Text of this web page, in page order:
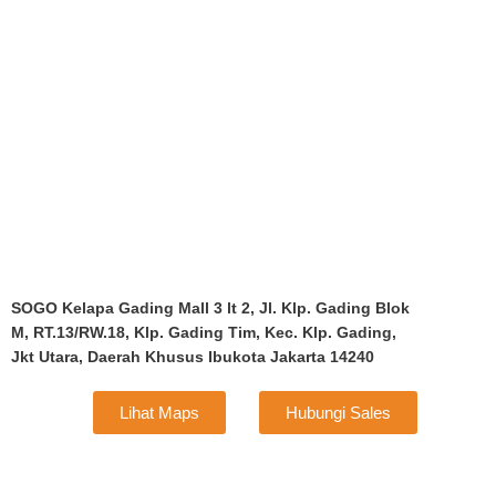
SOGO Kelapa Gading Mall 3 lt 2, Jl. Klp. Gading Blok
M, RT.13/RW.18, Klp. Gading Tim, Kec. Klp. Gading,
Jkt Utara, Daerah Khusus Ibukota Jakarta 14240
Lihat Maps Hubungi Sales